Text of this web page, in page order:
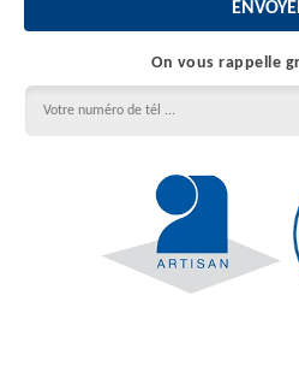
On vous rappelle